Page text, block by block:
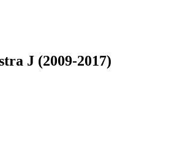
J (2009-2017)